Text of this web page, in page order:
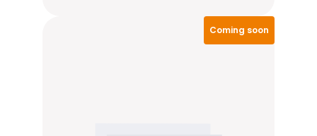
Coming soon